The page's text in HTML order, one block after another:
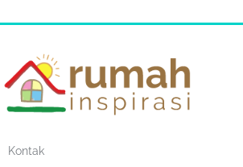
Kontak